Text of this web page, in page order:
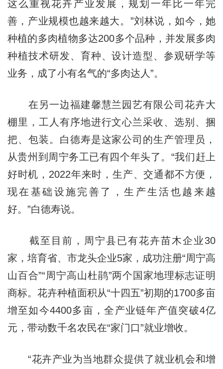
这么重视花卉产业发展，规划一年比一年完
善，产业规模也越来越大。”刘林说，如今，她
种植的多肉植物多达200多个品种，并发展多肉
种植技术研发、育种、设计造型、参观研学等
业务，成了小有名气的“多肉达人”。
在另一边福建馨慧兰园艺有限公司花卉大
棚里，工人有序地进行文心兰采收、选别、捆
把、包装。白德寿是这家公司的生产管理员，
从贵州到周宁务工已有四个年头了。“我们赶上
好时机，2022年来时，生产、交通都不方便，
现在基础设施完善了，生产生活也越来越
好。”白德寿说。
截至目前，周宁县已有花卉苗木企业30
家，培育省、市龙头企业5家，成功注册“周宁高
山百合”“周宁高山杜鹃”两个国家地理标志证明
商标。花卉种植面积从“十四五”初期的1700多亩
增至如今4400多亩，全产业链年产值突破4亿
元，带动数千名农民在“家门口”就业增收。
“花卉产业为当地群众提供了就业机会和增